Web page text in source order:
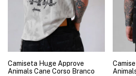
Camiseta Huge Approve
Animals Cane Corso Branco